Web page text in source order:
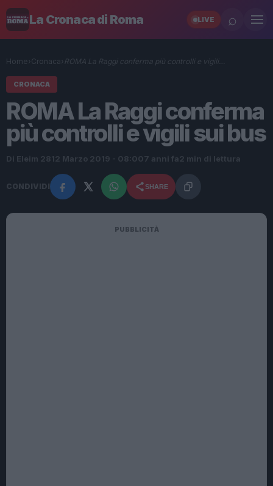
La Cronaca di Roma LIVE ⌕
Home› Cronaca› ROMA La Raggi conferma più controlli e vigili…
CRONACA
ROMA La Raggi conferma
più controlli e vigili sui bus
Di Eleim 28 12 Marzo 2019 - 08:007 anni fa2 min di lettura
CONDIVIDI SHARE
PUBBLICITÀ